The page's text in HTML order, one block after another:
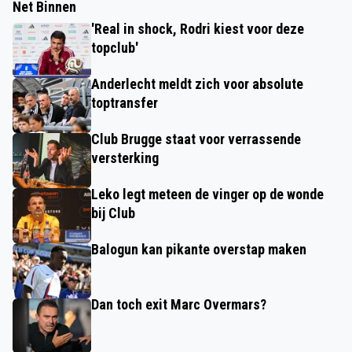
Net Binnen
'Real in shock, Rodri kiest voor deze
topclub'
Anderlecht meldt zich voor absolute
toptransfer
Club Brugge staat voor verrassende
versterking
Leko legt meteen de vinger op de wonde
bij Club
Balogun kan pikante overstap maken
Dan toch exit Marc Overmars?